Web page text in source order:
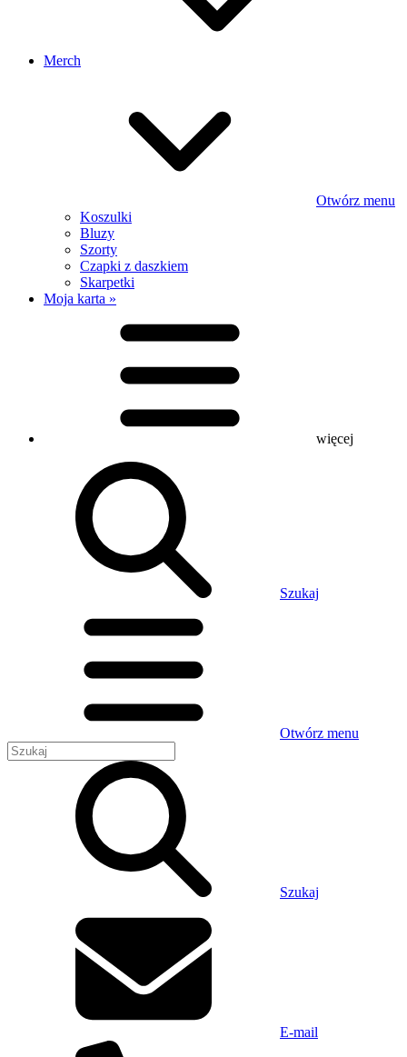
Merch
Otwórz menu
Koszulki
Bluzy
Szorty
Czapki z daszkiem
Skarpetki
Moja karta »
więcej
Szukaj
Otwórz menu
Szukaj
E-mail